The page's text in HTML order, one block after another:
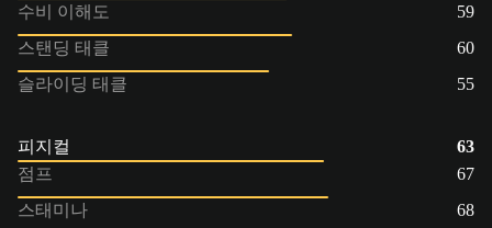
수비 이해도
59
스탠딩 태클
60
슬라이딩 태클
55
피지컬
63
점프
67
스태미나
68